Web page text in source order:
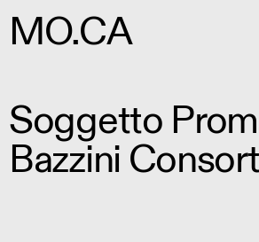
MO.CA
Soggetto
Bazzini Consort